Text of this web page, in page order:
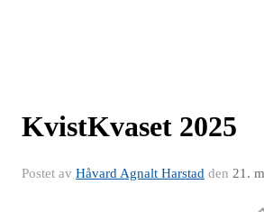
KvistKvaset 2025
Postet av Håvard Agnalt Harstad den 21.